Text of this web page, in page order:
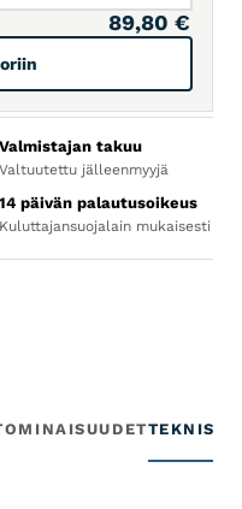
89,80 €
Valmistajan takuu
Valtuutettu jälleenmyyjä
14 päivän palautusoikeus
Kuluttajansuojalain mukaisesti
OMINAISUUDET